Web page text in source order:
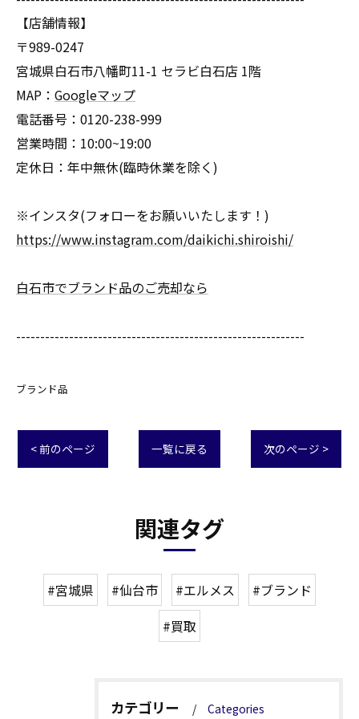
【店舗情報】
〒989-0247
宮城県白石市八幡町11-1 セラビ白石店 1階
MAP： Googleマップ
電話番号：0120-238-999
営業時間：10:00~19:00
定休日：年中無休(臨時休業を除く)
※インスタ(フォローをお願いいたします！)
https://www.instagram.com/daikichi.shiroishi/
白石市でブランド品のご売却なら
------------------------------------------------------------
ブランド品
< 前のページ 一覧に戻る 次のページ >
関連タグ
#宮城県 #仙台市 #エルメス
#ブランド
#買取
カテゴリー Categories